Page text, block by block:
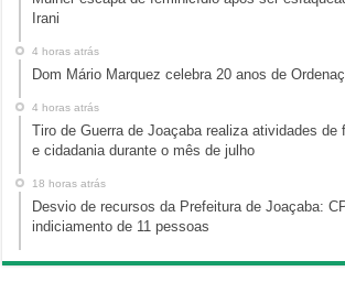
Irani
4 horas atrás
Dom Mário Marquez celebra 20 anos de
4 horas atrás
Tiro de Guerra de Joaçaba realiza atividades de
e cidadania durante o mês de julho
18 horas atrás
Desvio de recursos da Prefeitura de Joaçaba:
indiciamento de 11 pessoas